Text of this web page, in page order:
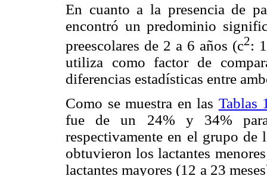
En cuanto a la presencia de
encontró un predominio
preescolares de 2 a 6 años (c2:
utiliza como factor de
diferencias estadísticas entre
Como se muestra en las Tablas
fue de un 24% y 34%
respectivamente en el grupo de
obtuvieron los lactantes
lactantes mayores (12 a 23